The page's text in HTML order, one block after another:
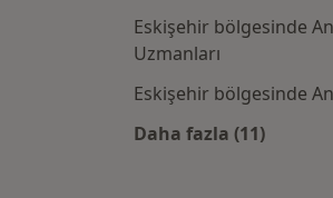
Eskişehir bölgesinde
Uzmanları
Eskişehir bölgesinde
Daha fazla (11)